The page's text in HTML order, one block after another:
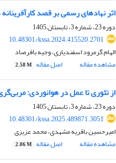
اثر نهادهای رسمی بر قصد
دوره 23، شماره 3، تابستان 1405
10.48301/kssa.2024.415520.2701
الهام گرمرود اسفندیاری، وجیه باقرصاد
مشاهده مقاله
اصل مقاله 2.58 M
از تئوری تا عمل در هوانوردی:
دوره 23، شماره 3، تابستان 1405
10.48301/kssa.2025.489871.3051
امیرحسین باقریه مشهدی، محمد عزیزی
مشاهده مقاله
اصل مقاله 2.06 M